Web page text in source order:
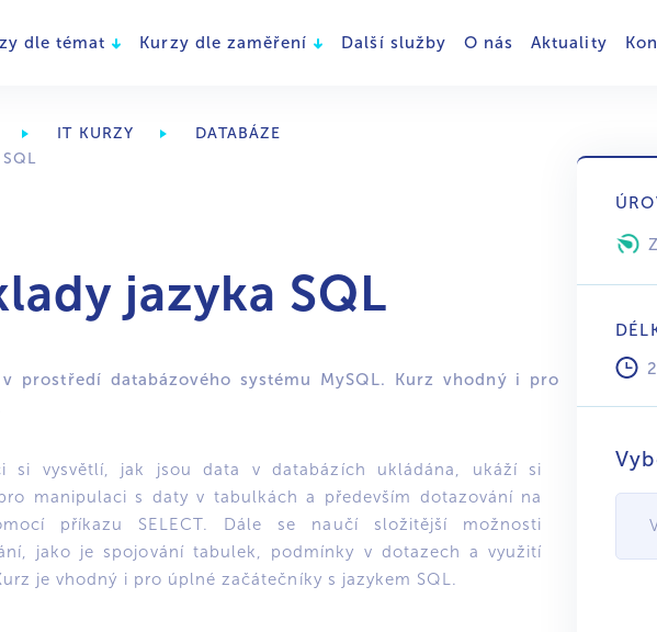
dle témat Kurzy dle zaměření Další služby O nás Aktuality
IT KURZY
DATABÁZE
jazyka SQL
prostředí databázového systému MySQL. Kurz vhodný i pro
si vysvětlí, jak jsou data v databázích ukládána, ukáží si
manipulaci s daty v tabulkách a především dotazování na
příkazu SELECT. Dále se naučí složitější možnosti
jako je spojování tabulek, podmínky v dotazech a využití
je vhodný i pro úplné začátečníky s jazykem SQL.